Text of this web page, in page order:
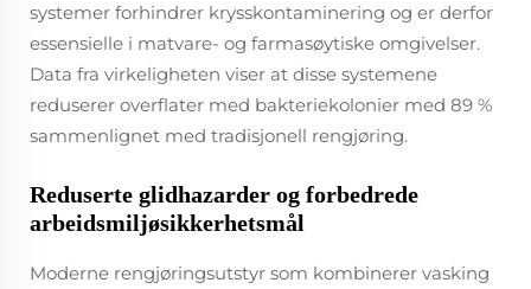
systemer forhindrer krysskontaminering og er derfor
essensielle i matvare- og farmasøytiske omgivelser.
Data fra virkeligheten viser at disse systemene
reduserer overflater med bakteriekolonier med 89 %
sammenlignet med tradisjonell rengjøring.
Reduserte glidhazarder og forbedrede
arbeidsmiljøsikkerhetsmål
Moderne rengjøringsutstyr som kombinerer vasking